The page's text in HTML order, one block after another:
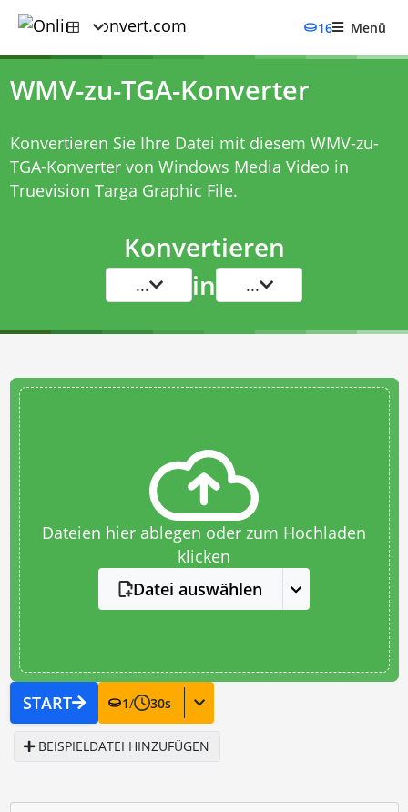
16 Menü
WMV-zu-TGA-Konverter
Konvertieren Sie Ihre Datei mit diesem WMV-zu-
TGA-Konvertervon Windows Media Video in
Truevision Targa Graphic File.
Konvertieren
... in ...
Dateien hier ablegen oder zum Hochladen
klicken
Datei auswählen
START 1/ 30s
BEISPIELDATEI HINZUFÜGEN